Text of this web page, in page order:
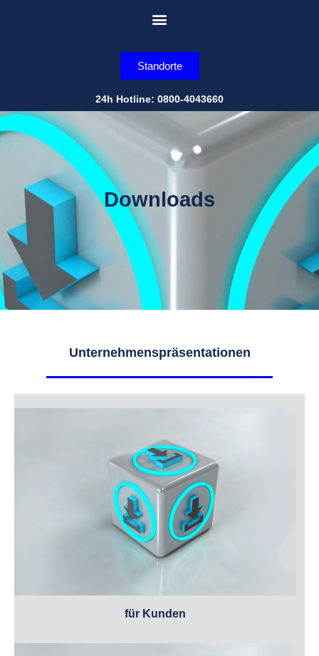
Standorte
24h Hotline: 0800-4043660
Downloads
Unternehmenspräsentationen
für Kunden